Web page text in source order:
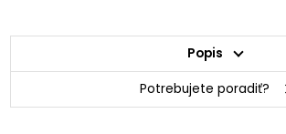
Popis
Potrebujete poradiť?